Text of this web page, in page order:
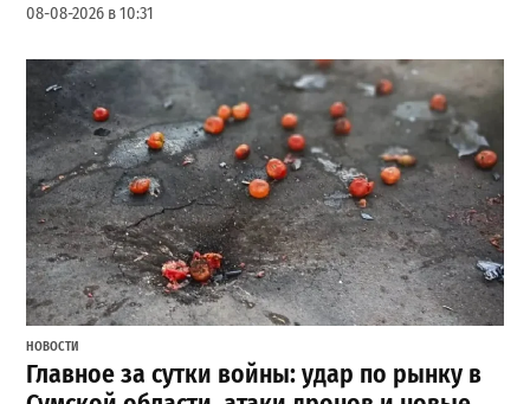
08-08-2026 в 10:31
НОВОСТИ
Главное за сутки войны: удар по рынку в